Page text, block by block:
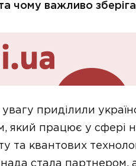
чому важливо
приділили
який працює у сфері
та квантових
стала партнером,